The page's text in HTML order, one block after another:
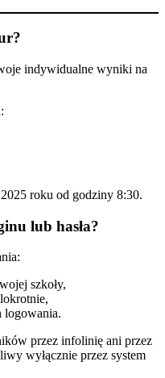
indywidualne wyniki na
roku od godziny 8:30.
lub hasła?
szkoły,
logowania.
przez infolinię ani przez
wyłącznie przez system